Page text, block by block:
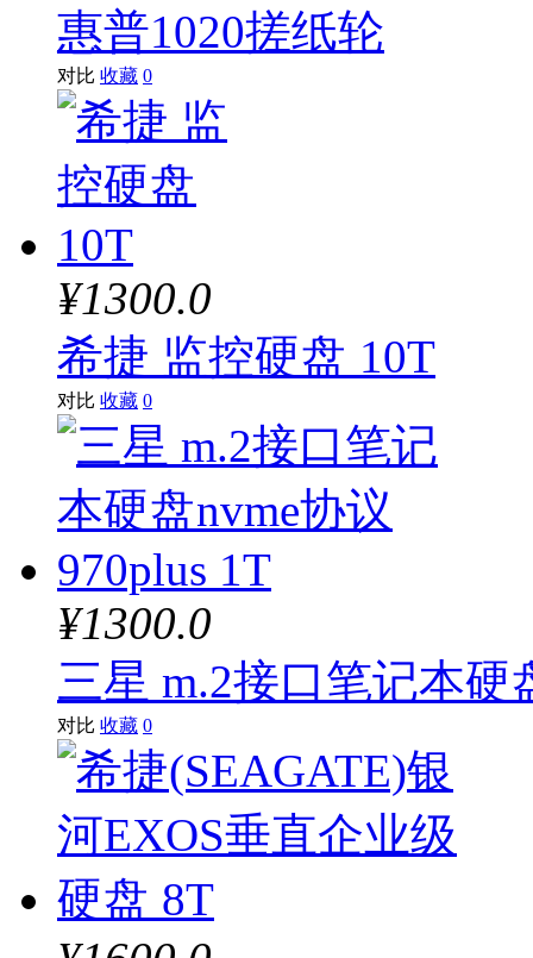
惠普1020搓纸轮
对比 收藏 0
¥1300.0
希捷 监控硬盘 10T
对比 收藏 0
¥1300.0
三星 m.2接口笔记本硬
对比 收藏 0